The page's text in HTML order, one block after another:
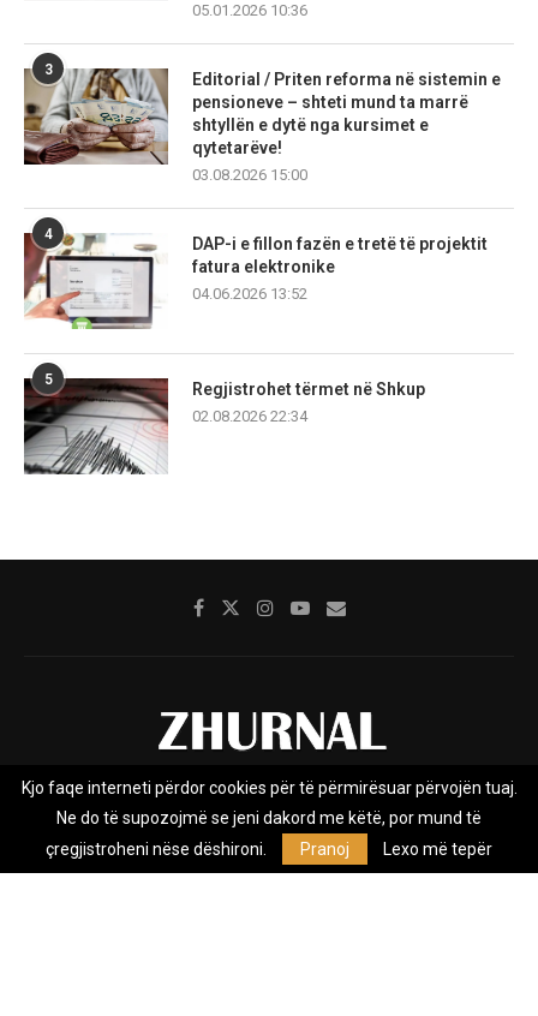
05.01.2026 10:36
3
Editorial / Priten reforma në sistemin e
pensioneve – shteti mund ta marrë
shtyllën e dytë nga kursimet e
qytetarëve!
03.08.2026 15:00
4
DAP-i e fillon fazën e tretë të projektit
fatura elektronike
04.06.2026 13:52
5
Regjistrohet tërmet në Shkup
02.08.2026 22:34
Rreth nesh Impresumi Marketing
Privacy Policy
Zhurnal.mk është Agjenci e Lajmeve e pavarur, e themeluar në vitin
Kjo faqe interneti përdor cookies për të përmirësuar përvojën tuaj.
Ne do të supozojmë se jeni dakord me këtë, por mund të
çregjistroheni nëse dëshironi.
Pranoj Lexo më tepër